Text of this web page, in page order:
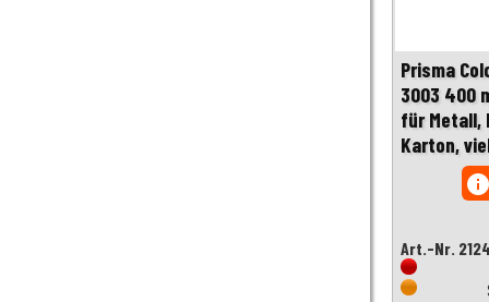
Prisma
3003 400
für Metall,
Karton,
Art.-Nr.